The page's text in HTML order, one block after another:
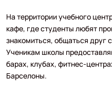
На территории учебного
кафе, где студенты любят
знакомиться, общаться друг
Ученикам школы
барах, клубах, фитнес-
Барселоны.